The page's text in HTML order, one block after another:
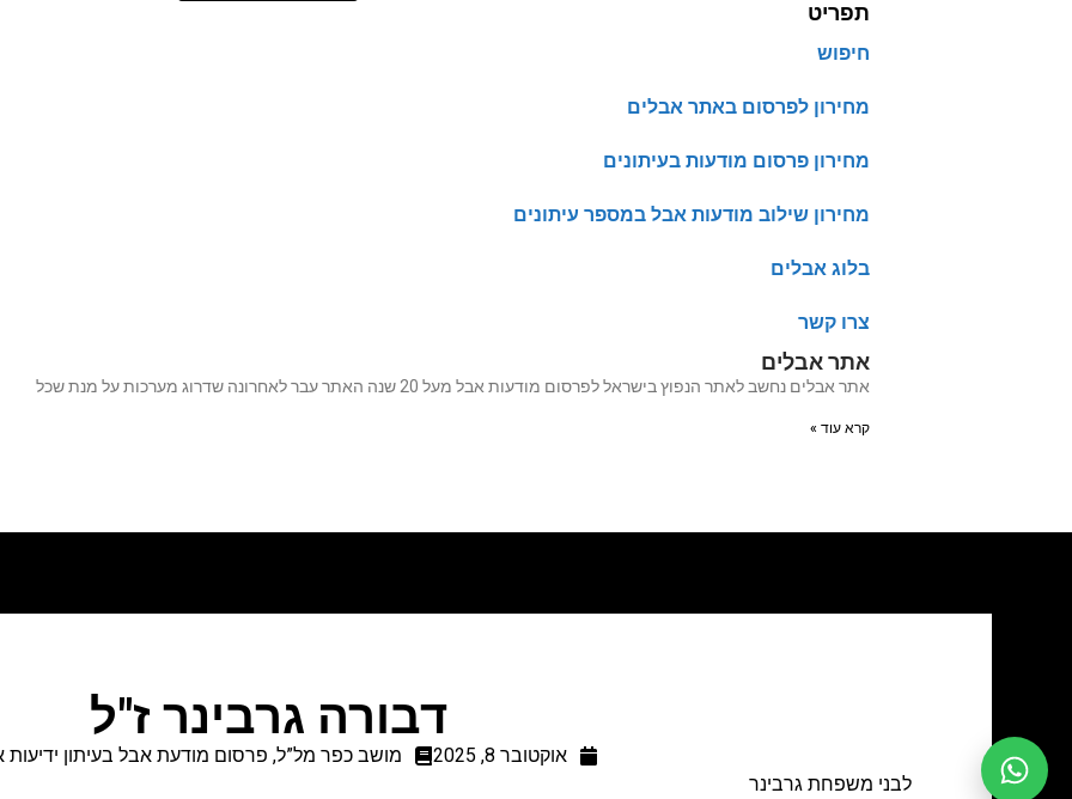
תפריט
חיפוש
מחירון לפרסום באתר אבלים
מחירון פרסום מודעות בעיתונים
מחירון שילוב מודעות אבל במספר עיתונים
בלוג אבלים
צרו קשר
אתר אבלים
אתר אבלים נחשב לאתר הנפוץ בישראל לפרסום מודעות אבל מעל 20 שנה האתר עבר לאחרונה שדרוג מערכות על מנת שכל
קרא עוד »
דבורה גרבינר ז"ל
אוקטובר 8, 2025 מושב כפר מל”ל, פרסום מודעת אבל בעיתון ידיעות
לבני משפחת גרבינר